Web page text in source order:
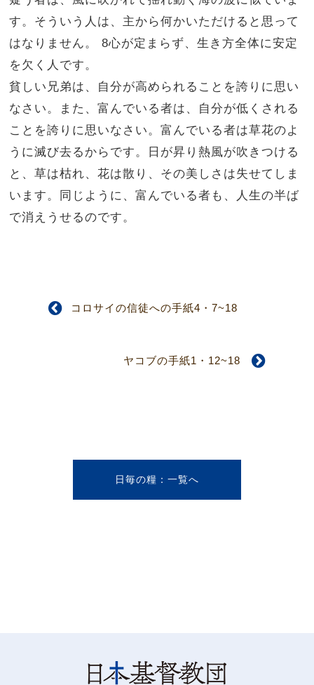
す。 そういう人は、主から何かいただけると思って
はなりません。
8心が定まらず、生き方全体に安定
を欠く人です。
貧しい兄弟は、自分が高められることを誇りに思い
なさい。
また、富んでいる者は、自分が低くされる
ことを誇りに思いなさい。富んでいる者は草花のよ
うに滅び去るからです。
日が昇り熱風が吹きつける
と、草は枯れ、花は散り、その美しさは失せてしま
います。同じように、富んでいる者も、人生の半ば
で消えうせるのです。
コロサイの信徒への手紙4・7~18
ヤコブの手紙1・12~18
日毎の糧